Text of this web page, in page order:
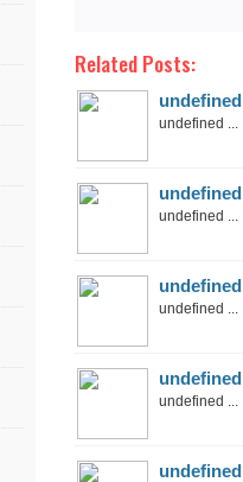
Related Posts:
undefined
undefined ...
undefined
undefined ...
undefined
undefined ...
undefined
undefined ...
undefined